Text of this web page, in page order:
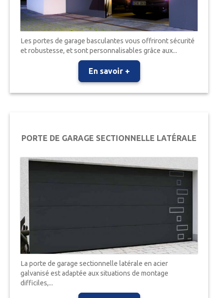
Les portes de garage basculantes vous offriront sécurité
et robustesse, et sont personnalisables grâce aux...
En savoir +
PORTE DE GARAGE SECTIONNELLE LATÉRALE
La porte de garage sectionnelle latérale en acier
galvanisé est adaptée aux situations de montage
difficiles,...